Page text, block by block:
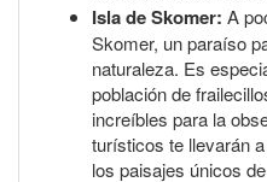
Isla de Skomer: A
Skomer, un paraíso
naturaleza. Es
población de
increíbles para la
turísticos te llevarán
los paisajes únicos